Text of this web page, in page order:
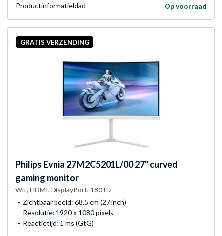
Op voorraad
Product­informatieblad
GRATIS VERZENDING
Philips Evnia 27M2C5201L/00 27" curved
gaming monitor
Wit, HDMI, DisplayPort, 180 Hz
Zichtbaar beeld: 68,5 cm (27 inch)
Resolutie: 1920 x 1080 pixels
Reactietijd: 1 ms (GtG)